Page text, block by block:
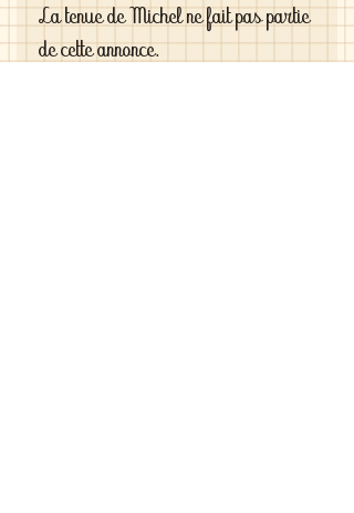
La tenue de Michel ne fait pas partie
de cette annonce.